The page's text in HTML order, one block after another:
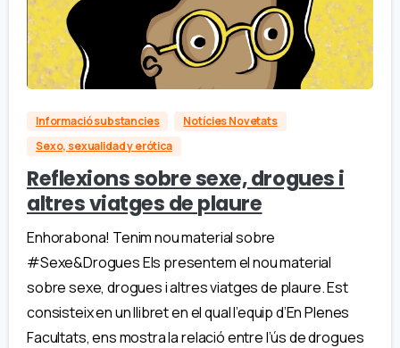
Informació substancies
Notícies Novetats
Sexo, sexualidad y erótica
Reflexions sobre sexe, drogues i
altres viatges de plaure
Enhorabona! Tenim nou material sobre
#Sexe&Drogues Els presentem el nou material
sobre sexe, drogues i altres viatges de plaure. Est
consisteix en un llibret en el qual l’equip d’En Plenes
Facultats, ens mostra la relació entre l’ús de drogues